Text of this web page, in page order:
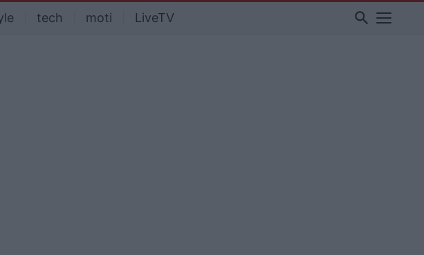
tech moti LiveTV search